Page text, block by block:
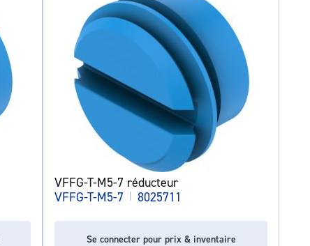
VFFG-T-M5-7 réducteur
VFFG-T-M5-7 | 8025711
Se connecter pour prix & inventaire